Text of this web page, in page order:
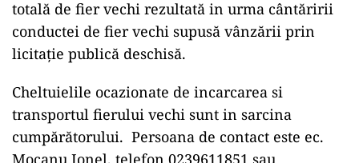
totală de fier vechi rezultată in urma cântăririi
conductei de fier vechi supusă vânzării prin
licitaţie publică deschisă.
Cheltuielile ocazionate de incarcarea si
transportul fierului vechi sunt in sarcina
cumpărătorului. Persoana de contact este ec.
Mocanu Ionel, telefon 0239611851 sau